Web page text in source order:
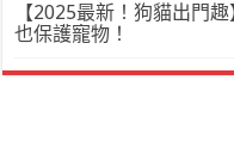
【2025最新！狗貓出門
也保護寵物！